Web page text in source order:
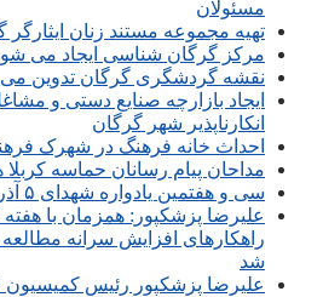
مسئولان
تهیه مجموعه مستند زنان
مرکز گرگان شناسی ایجاد می
نقشه گردشگری گرگان تدوین
ایجاد بازارچه صنایع دستی و
انکارناپذیر شهر گرگان
احداث خانه فرهنگ در شهرک
مداحان پیام رسانان حماسه کربلا
سی و هفتمین یادواره شهدای ۵ آذر گرگان برگزار شد
علیرضا پزشکپور: همزمان با هفته
راهکارهای افزایش سرانه
شد
علیرضا پزشکپور رئیس کمیسیون